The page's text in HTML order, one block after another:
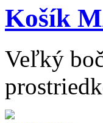
Košík
Veľký